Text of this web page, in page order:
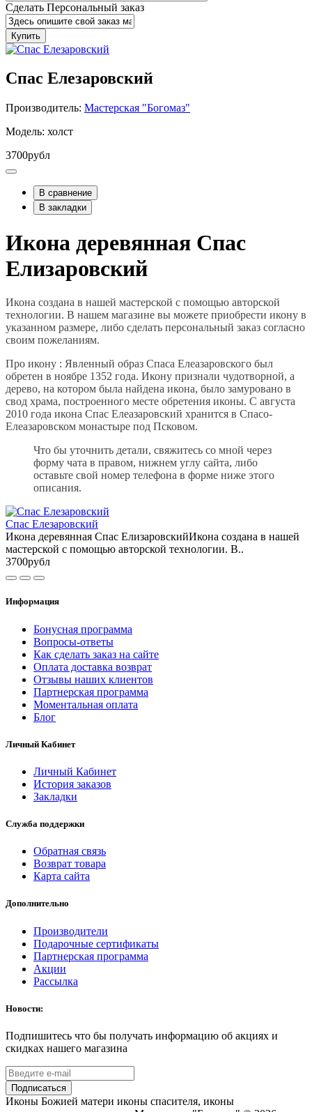
Сделать Персональный заказ
Купить
Спас Елезаровский
Производитель: Мастерская "Богомаз"
Модель: холст
3700рубл
В сравнение
В закладки
Икона деревянная Спас
Елизаровский
Икона создана в нашей мастерской с помощью авторской
технологии. В нашем магазине вы можете приобрести икону в
указанном размере, либо сделать персональный заказ согласно
своим пожеланиям.
Про икону : Явленный образ Спаса Елеазаровского был
обретен в ноябре 1352 года. Икону признали чудотворной, а
дерево, на котором была найдена икона, было замуровано в
свод храма, построенного месте обретения иконы. С августа
2010 года икона Спас Елеазаровский хранится в Спасо-
Елеазаровском монастыре под Псковом.
Что бы уточнить детали, свяжитесь со мной через
форму чата в правом, нижнем углу сайта, либо
оставьте свой номер телефона в форме ниже этого
описания.
Спас Елезаровский
Икона деревянная Спас ЕлизаровскийИкона создана в нашей
мастерской с помощью авторской технологии. В..
3700рубл
Информация
Бонусная программа
Вопросы-ответы
Как сделать заказ на сайте
Оплата доставка возврат
Отзывы наших клиентов
Партнерская программа
Моментальная оплата
Блог
Личный Кабинет
Личный Кабинет
История заказов
Закладки
Служба поддержки
Обратная связь
Возврат товара
Карта сайта
Дополнительно
Производители
Подарочные сертификаты
Партнерская программа
Акции
Рассылка
Новости:
Подпишитесь что бы получать информацию об акциях и
скидках нашего магазина
Подписаться
Иконы Божией матери иконы спасителя, иконы